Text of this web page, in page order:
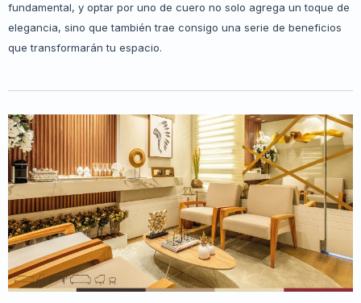
fundamental, y optar por uno de cuero no solo agrega un toque de
elegancia, sino que también trae consigo una serie de beneficios
que transformarán tu espacio.